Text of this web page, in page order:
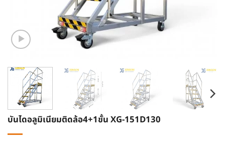
บันไดอลูมิเนียมติดล้อ4+1ขั้น XG-151D130